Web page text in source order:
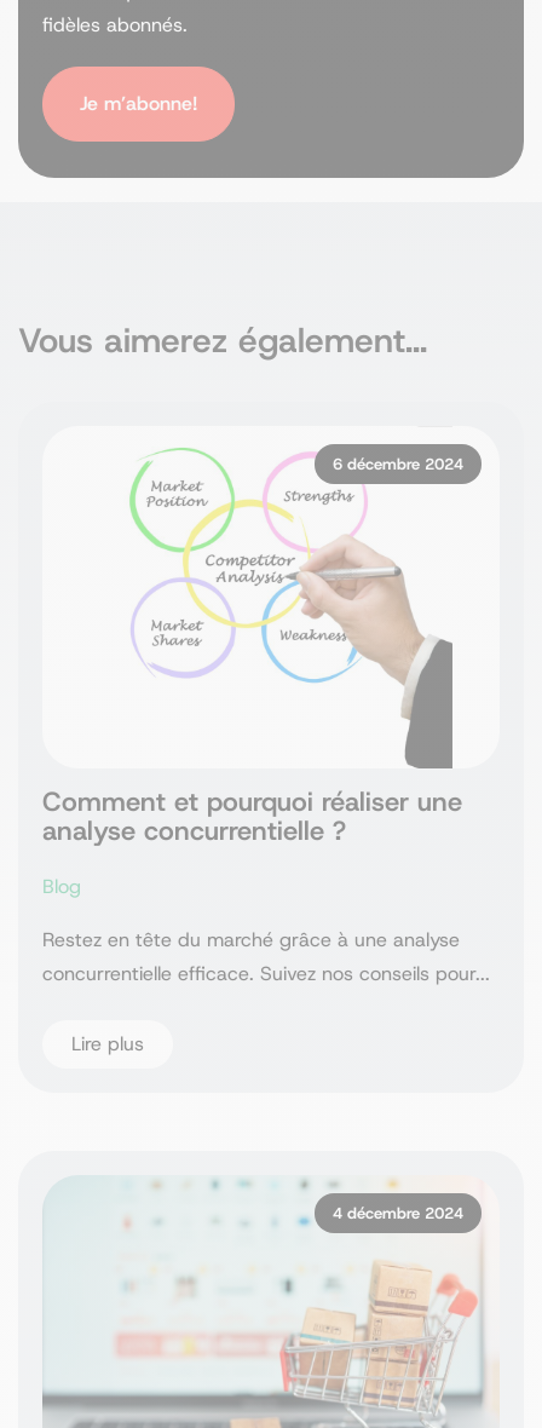
fidèles abonnés.
Je m’abonne!
Vous aimerez également...
6 décembre 2024
Comment et pourquoi réaliser une
analyse concurrentielle ?
Blog
Restez en tête du marché grâce à une analyse
concurrentielle efficace. Suivez nos conseils pour...
Lire plus
4 décembre 2024